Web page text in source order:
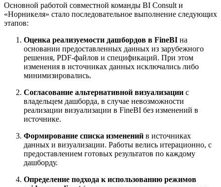
Основной работой совместной команды BI Consult и
«Норникеля» стало последовательное выполнение следующих
этапов:
Оценка реализуемости дашбордов в FineBI на
основании предоставленных данных из зарубежного
решения, PDF-файлов и спецификаций. При этом
изменения в источниках данных исключались либо
минимизировались.
Согласование альтернативной визуализации с
владельцем дашборда, в случае невозможности
реализации визуализации в FineBI без изменений в
источнике.
Формирование списка изменений в источниках
данных и визуализации. Работы велись итерационно, с
предоставлением готовых результатов по каждому
дашборду.
Определение подхода к использованию режимов